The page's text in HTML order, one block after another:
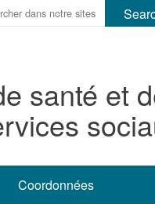
santé et
Coordonnées